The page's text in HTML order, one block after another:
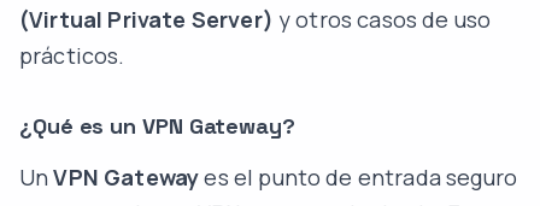
(Virtual Private Server) y otros casos de uso
prácticos.
¿Qué es un VPN Gateway?
UnVPN Gatewayes el punto de entrada seguro